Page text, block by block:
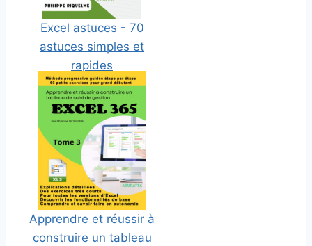
Excel astuces - 70
astuces simples et
rapides
Apprendre et réussir à
construire un tableau